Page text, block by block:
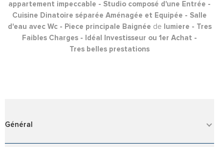
appartement impeccable - Studio composé d'une Entrée -
Cuisine Dinatoire séparée Aménagée et Equipée - Salle
d'eau avec Wc - Piece principale Baignée de lumiere - Tres
Faibles Charges - Idéal Investisseur ou 1er Achat -
Tres belles prestations
Général